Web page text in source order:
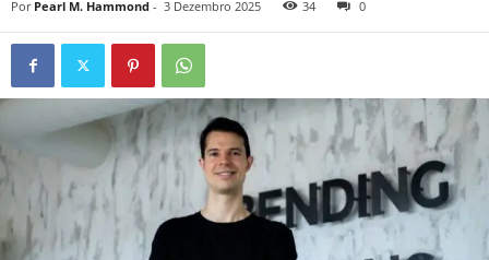
Por Pearl M. Hammond - 3 Dezembro 2025 34 0